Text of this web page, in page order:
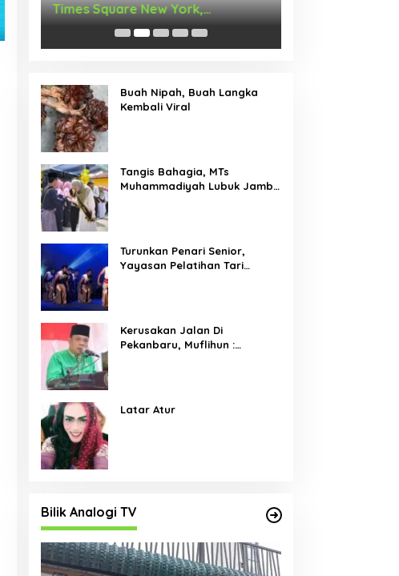
Times Square New York,
Tromarama Harumkan Nama
Buah Nipah, Buah Langka
Kembali Viral
Tangis Bahagia, MTs
Muhammadiyah Lubuk Jambi
Turunkan Penari Senior,
Yayasan Pelatihan Tari
Kerusakan Jalan Di
Pekanbaru, Muflihun :
Latar Atur
Bilik Analogi TV